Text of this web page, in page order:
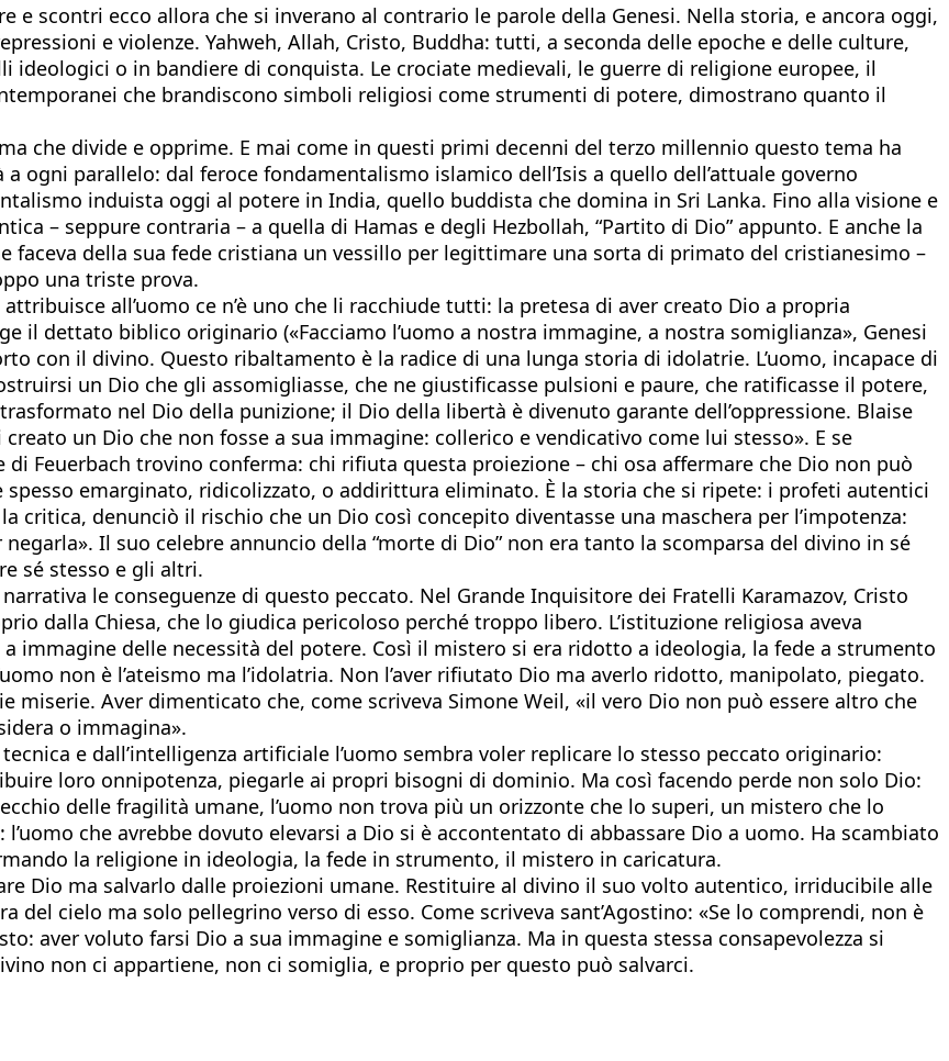
scontri ecco allora che si inverano al contrario le parole della Genesi. Nella storia, e ancora oggi,
e violenze. Yahweh, Allah, Cristo, Buddha: tutti, a seconda delle epoche e delle culture,
o in bandiere di conquista. Le crociate medievali, le guerre di religione europee, il
che brandiscono simboli religiosi come strumenti di potere, dimostrano quanto il
che divide e opprime. E mai come in questi primi decenni del terzo millennio questo tema ha
ogni parallelo: dal feroce fondamentalismo islamico dell’Isis a quello dell’attuale governo
induista oggi al potere in India, quello buddista che domina in Sri Lanka. Fino alla visione e
– seppure contraria – a quella di Hamas e degli Hezbollah, “Partito di Dio” appunto. E anche la
faceva della sua fede cristiana un vessillo per legittimare una sorta di primato del cristianesimo –
una triste prova.
all’uomo ce n’è uno che li racchiude tutti: la pretesa di aver creato Dio a propria
il dettato biblico originario («Facciamo l’uomo a nostra immagine, a nostra somiglianza», Genesi
con il divino. Questo ribaltamento è la radice di una lunga storia di idolatrie. L’uomo, incapace di
un Dio che gli assomigliasse, che ne giustificasse pulsioni e paure, che ratificasse il potere,
nel Dio della punizione; il Dio della libertà è divenuto garante dell’oppressione. Blaise
un Dio che non fosse a sua immagine: collerico e vendicativo come lui stesso». E se
Feuerbach trovino conferma: chi rifiuta questa proiezione – chi osa affermare che Dio non può
emarginato, ridicolizzato, o addirittura eliminato. È la storia che si ripete: i profeti autentici
critica, denunciò il rischio che un Dio così concepito diventasse una maschera per l’impotenza:
Il suo celebre annuncio della “morte di Dio” non era tanto la scomparsa del divino in sé
sé stesso e gli altri.
le conseguenze di questo peccato. Nel Grande Inquisitore dei Fratelli Karamazov, Cristo
dalla Chiesa, che lo giudica pericoloso perché troppo libero. L’istituzione religiosa aveva
delle necessità del potere. Così il mistero si era ridotto a ideologia, la fede a strumento
non è l’ateismo ma l’idolatria. Non l’aver rifiutato Dio ma averlo ridotto, manipolato, piegato.
miserie. Aver dimenticato che, come scriveva Simone Weil, «il vero Dio non può essere altro che
o immagina».
e dall’intelligenza artificiale l’uomo sembra voler replicare lo stesso peccato originario:
loro onnipotenza, piegarle ai propri bisogni di dominio. Ma così facendo perde non solo Dio:
delle fragilità umane, l’uomo non trova più un orizzonte che lo superi, un mistero che lo
che avrebbe dovuto elevarsi a Dio si è accontentato di abbassare Dio a uomo. Ha scambiato
la religione in ideologia, la fede in strumento, il mistero in caricatura.
Dio ma salvarlo dalle proiezioni umane. Restituire al divino il suo volto autentico, irriducibile alle
del cielo ma solo pellegrino verso di esso. Come scriveva sant’Agostino: «Se lo comprendi, non è
aver voluto farsi Dio a sua immagine e somiglianza. Ma in questa stessa consapevolezza si
non ci appartiene, non ci somiglia, e proprio per questo può salvarci.